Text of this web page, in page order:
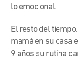
lo emocional.
El resto del
mamá en su casa
9 años su rutina